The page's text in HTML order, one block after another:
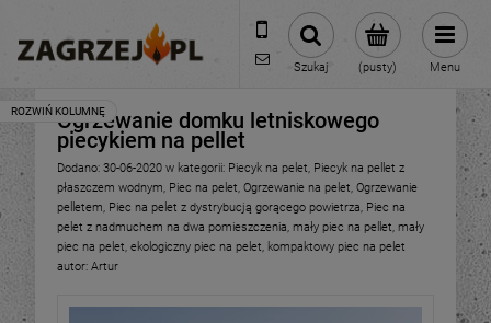
600 373 809
sklep@zagrzej.pl
(pusty)
Szukaj Menu
Ogrzewanie domku letniskowego
piecykiem na pellet
Dodano: 30-06-2020 w kategorii: Piecyk na pelet, Piecyk na pellet z
płaszczem wodnym, Piec na pelet, Ogrzewanie na pelet, Ogrzewanie
pelletem, Piec na pelet z dystrybucją gorącego powietrza, Piec na
pelet z nadmuchem na dwa pomieszczenia, mały piec na pellet, mały
piec na pelet, ekologiczny piec na pelet, kompaktowy piec na pelet
autor: Artur